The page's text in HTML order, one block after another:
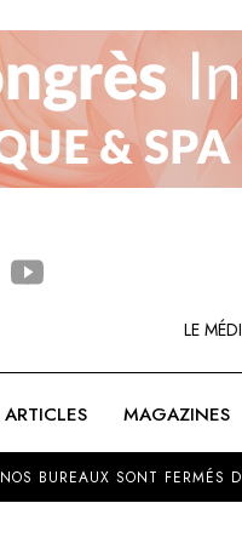
LE
ARTICLES MAGAZINES
NOS BUREAUX SONT